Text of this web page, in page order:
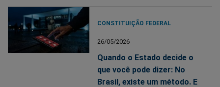
CONSTITUIÇÃO FEDERAL
26/05/2026
Quando o Estado decide o
que você pode dizer: No
Brasil, existe um método. E